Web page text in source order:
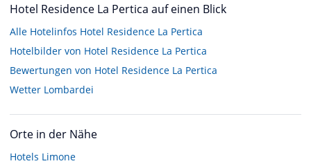
Hotel Residence La Pertica auf einen Blick
Alle Hotelinfos Hotel Residence La Pertica
Hotelbilder von Hotel Residence La Pertica
Bewertungen von Hotel Residence La Pertica
Wetter Lombardei
Orte in der Nähe
Hotels Limone